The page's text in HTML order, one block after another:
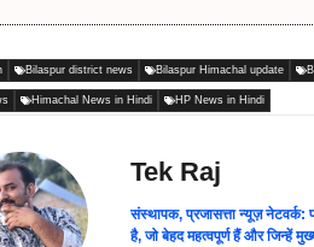
Bilaspur district news Bilaspur Himachal update
Himachal News in Hindi HP News in Hindi
Tek Raj
संस्थापक, प्रजासत्ता न्यूज़ नेटवर्क:
है, जो बेहद महत्वपूर्ण हैं और जिन्हें